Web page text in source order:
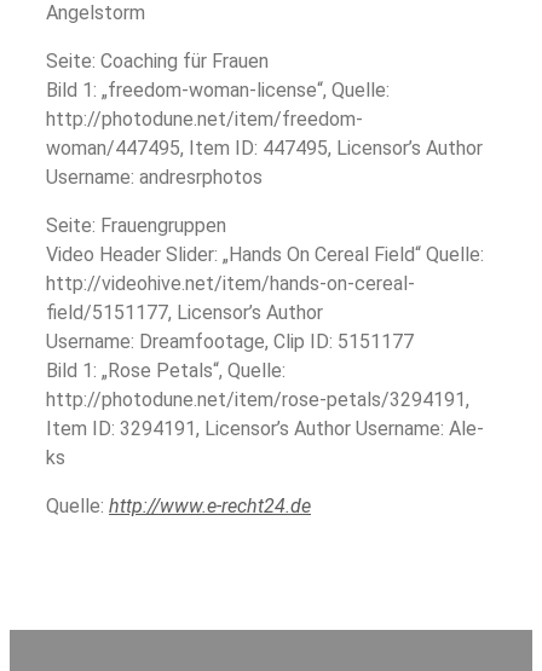
Angelstorm
Seite: Coaching für Frauen
Bild 1: „freedom-woman-license“, Quelle:
http://photodune.net/item/freedom-
woman/447495, Item ID: 447495, Licensor’s Author
Username: andresrphotos
Seite: Frauengruppen
Video Header Slider: „Hands On Cereal Field“ Quelle:
http://videohive.net/item/hands-on-cereal-
field/5151177, Licensor’s Author
Username: Dreamfootage, Clip ID: 5151177
Bild 1: „Rose Petals“, Quelle:
http://photodune.net/item/rose-petals/3294191,
Item ID: 3294191, Licensor’s Author Username: Ale-
ks
Quelle: http://www.e-recht24.de